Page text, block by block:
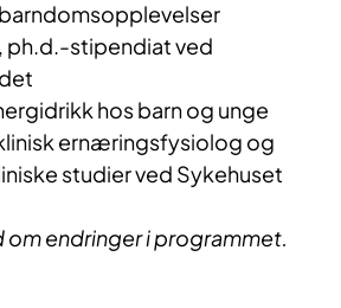
ph.d.-stipendiat ved
hos barn og unge
ernæringsfysiolog og
studier ved Sykehuset
endringer i programmet.